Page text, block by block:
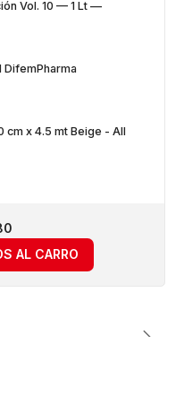
Vol. 10 — 1 Lt —
cm x 4.5 mt Beige - All
AL CARRO